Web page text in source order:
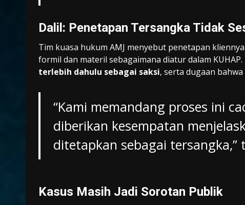
Dalil: Penetapan Tersangka Tidak
Tim kuasa hukum AMJ menyebut penetapan
formil dan materil sebagaimana diatur dalam
terlebih dahulu sebagai saksi, serta dugaan bahwa
“Kami memandang proses ini
diberikan kesempatan
ditetapkan sebagai tersangka,”
Kasus Masih Jadi Sorotan Publik